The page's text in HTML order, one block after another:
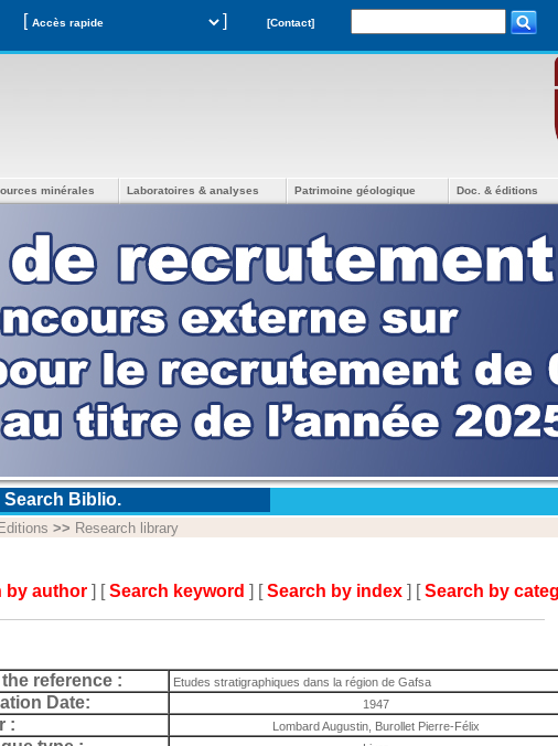
[ ] [Contact]
minérales Laboratoires & analyses Patrimoine géologique Doc. & éditions
Search Biblio.
>> Research library
by author ] [Search keyword ] [Search by index ] [Search by
reference : Etudes stratigraphiques dans la région de Gafsa
Date: 1947
: Lombard Augustin, Burollet Pierre-Félix